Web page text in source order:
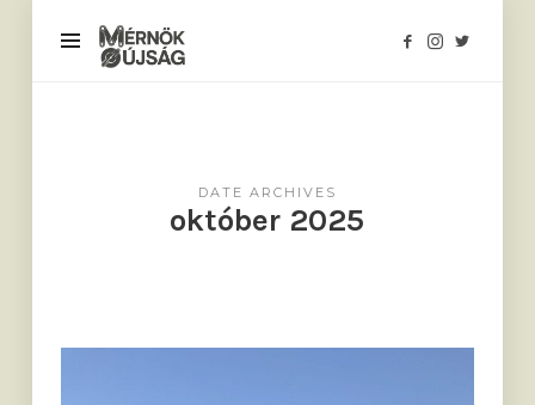
Mérnökújság
DATE ARCHIVES
október 2025